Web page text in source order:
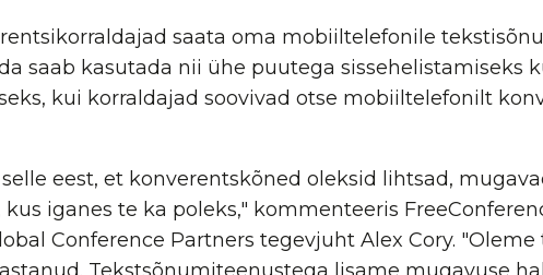
saata oma mobiiltelefonile
saab kasutada nii ühe puutega sissehelistamiseks
kui korraldajad soovivad otse mobiiltelefonilt
eest, et konverentskõned oleksid lihtsad,
kus iganes te ka poleks," kommenteeris
Conference Partners tegevjuht Alex Cory.